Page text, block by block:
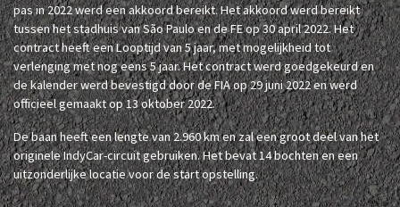
pas in 2022 werd een akkoord bereikt. Het akkoord werd bereikt
tussen het stadhuis van São Paulo en de FE op 30 april 2022. Het
contract heeft een Looptijd van 5 jaar, met mogelijkheid tot
verlenging met nog eens 5 jaar. Het contract werd goedgekeurd en
de kalender werd bevestigd door de FIA op 29 juni 2022 en werd
officieel gemaakt op 13 oktober 2022.
De baan heeft een lengte van 2.960 km en zal een groot deel van het
originele IndyCar-circuit gebruiken. Het bevat 14 bochten en een
uitzonderlijke locatie voor de start opstelling.